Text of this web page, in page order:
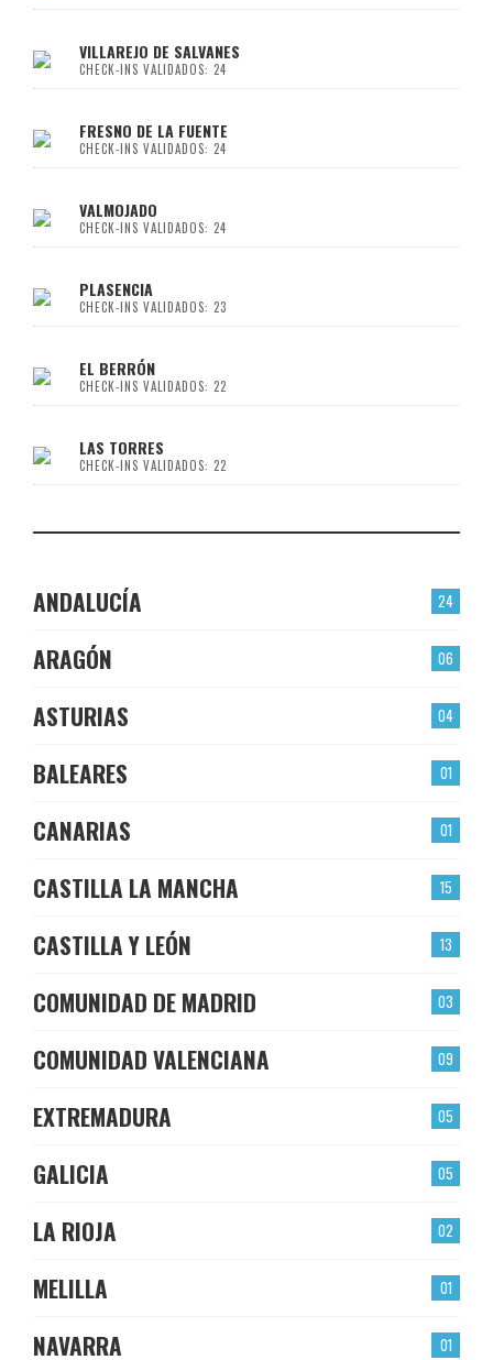
VILLAREJO DE SALVANES
CHECK-INS VALIDADOS: 24
FRESNO DE LA FUENTE
CHECK-INS VALIDADOS: 24
VALMOJADO
CHECK-INS VALIDADOS: 24
PLASENCIA
CHECK-INS VALIDADOS: 23
EL BERRÓN
CHECK-INS VALIDADOS: 22
LAS TORRES
CHECK-INS VALIDADOS: 22
24
ANDALUCÍA
06
ARAGÓN
04
ASTURIAS
01
BALEARES
01
CANARIAS
15
CASTILLA LA MANCHA
13
CASTILLA Y LEÓN
03
COMUNIDAD DE MADRID
09
COMUNIDAD VALENCIANA
05
EXTREMADURA
05
GALICIA
02
LA RIOJA
01
MELILLA
01
NAVARRA